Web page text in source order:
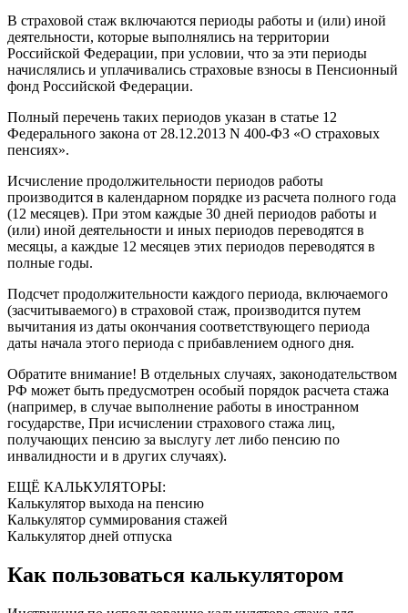
В страховой стаж включаются периоды работы и (или) иной
деятельности, которые выполнялись на территории
Российской Федерации, при условии, что за эти периоды
начислялись и уплачивались страховые взносы в Пенсионный
фонд Российской Федерации.
Полный перечень таких периодов указан в статье 12
Федерального закона от 28.12.2013 N 400-ФЗ «О страховых
пенсиях».
Исчисление продолжительности периодов работы
производится в календарном порядке из расчета полного года
(12 месяцев). При этом каждые 30 дней периодов работы и
(или) иной деятельности и иных периодов переводятся в
месяцы, а каждые 12 месяцев этих периодов переводятся в
полные годы.
Подсчет продолжительности каждого периода, включаемого
(засчитываемого) в страховой стаж, производится путем
вычитания из даты окончания соответствующего периода
даты начала этого периода с прибавлением одного дня.
Обратите внимание! В отдельных случаях, законодательством
РФ может быть предусмотрен особый порядок расчета стажа
(например, в случае выполнение работы в иностранном
государстве, При исчислении страхового стажа лиц,
получающих пенсию за выслугу лет либо пенсию по
инвалидности и в других случаях).
ЕЩЁ КАЛЬКУЛЯТОРЫ:
Калькулятор выхода на пенсию
Калькулятор суммирования стажей
Калькулятор дней отпуска
Как пользоваться калькулятором